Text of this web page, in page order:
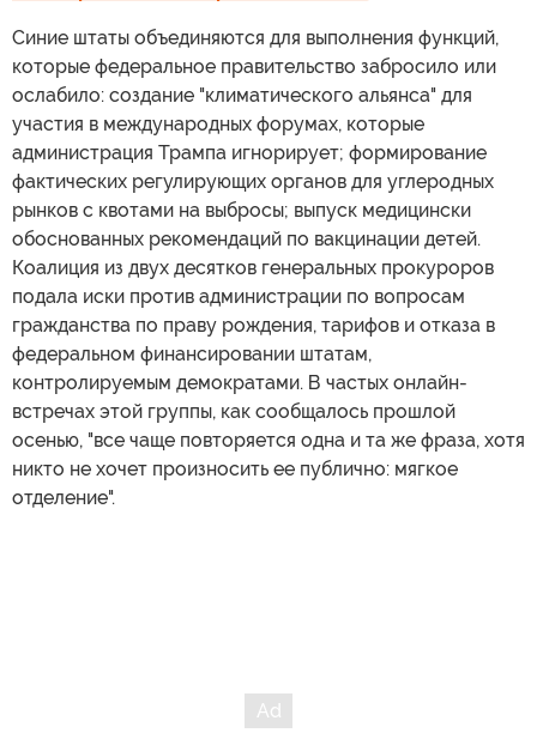
Синие штаты объединяются для выполнения функций,
которые федеральное правительство забросило или
ослабило: создание "климатического альянса" для
участия в международных форумах, которые
администрация Трампа игнорирует; формирование
фактических регулирующих органов для углеродных
рынков с квотами на выбросы; выпуск медицински
обоснованных рекомендаций по вакцинации детей.
Коалиция из двух десятков генеральных прокуроров
подала иски против администрации по вопросам
гражданства по праву рождения, тарифов и отказа в
федеральном финансировании штатам,
контролируемым демократами. В частых онлайн-
встречах этой группы, как сообщалось прошлой
осенью, "все чаще повторяется одна и та же фраза, хотя
никто не хочет произносить ее публично: мягкое
отделение".